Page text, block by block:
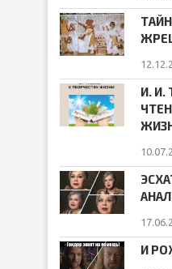
И. И.
И